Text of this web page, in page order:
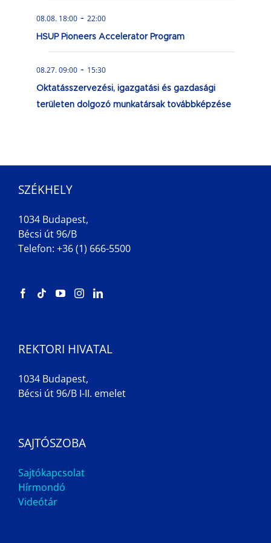
08.08. 18:00 - 22:00
HSUP Pioneers Accelerator Program
08.27. 09:00 - 15:30
Oktatásszervezési, igazgatási és gazdasági
területen dolgozó munkatársak továbbképzése
SZÉKHELY
1034 Budapest,
Bécsi út 96/B
Telefon: +36 (1) 666-5500
REKTORI HIVATAL
1034 Budapest,
Bécsi út 96/B I-II. emelet
SAJTÓSZOBA
Sajtókapcsolat
Hírmondó
Videótár